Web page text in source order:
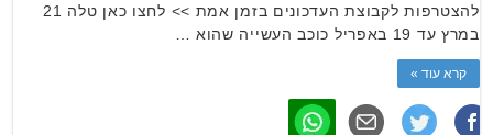
להצטרפות לקבוצת העדכונים בזמן אמת >> לחצו כאן טלה 21
במרץ עד 19 באפריל כוכב העשייה שהוא …
קרא עוד »